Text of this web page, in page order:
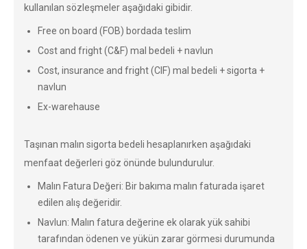
kullanılan sözleşmeler aşağıdaki gibidir.
Free on board (FOB) bordada teslim
Cost and fright (C&F) mal bedeli + navlun
Cost, insurance and fright (CIF) mal bedeli + sigorta +
navlun
Ex-warehause
Taşınan malın sigorta bedeli hesaplanırken aşağıdaki
menfaat değerleri göz önünde bulundurulur.
Malın Fatura Değeri: Bir bakıma malın faturada işaret
edilen alış değeridir.
Navlun: Malın fatura değerine ek olarak yük sahibi
tarafından ödenen ve yükün zarar görmesi durumunda